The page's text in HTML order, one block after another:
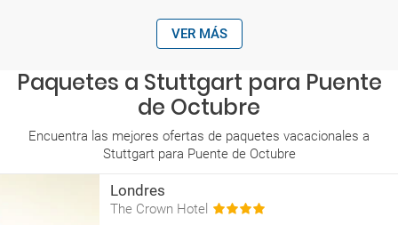
VER MÁS
Paquetes a Stuttgart para Puente
de Octubre
Encuentra las mejores ofertas de paquetes vacacionales a
Stuttgart para Puente de Octubre
Londres
The Crown Hotel